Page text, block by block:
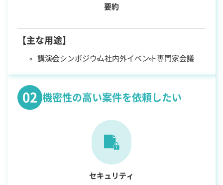
要約
【主な用途】
講演会シンポジウム社内外イベント専門家会議
02 機密性の高い案件を依頼したい
セキュリティ